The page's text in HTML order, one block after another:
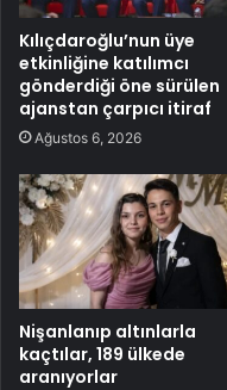
Kılıçdaroğlu’nun üye
etkinliğine katılımcı
gönderdiği öne sürülen
ajanstan çarpıcı itiraf
Ağustos 6, 2026
Nişanlanıp altınlarla
kaçtılar, 189 ülkede
aranıyorlar